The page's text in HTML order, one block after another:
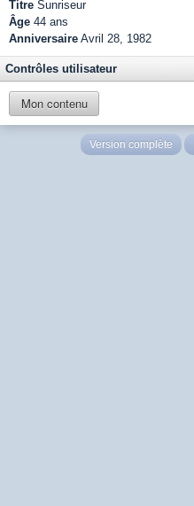
Titre Sunriseur
Âge 44 ans
Anniversaire Avril 28, 1982
Contrôles utilisateur
Mon contenu
Version complète